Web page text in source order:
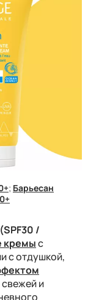
; Барьесан
/
кремыс
с отдушкой,
и